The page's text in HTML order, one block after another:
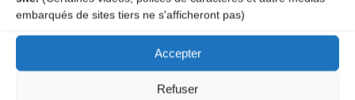
embarqués de sites tiers ne s'afficheront pas)
Accepter
Refuser
A DECOUVRIR :